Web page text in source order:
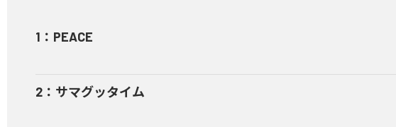
1 ： PEACE
2 ： サマグッタイム